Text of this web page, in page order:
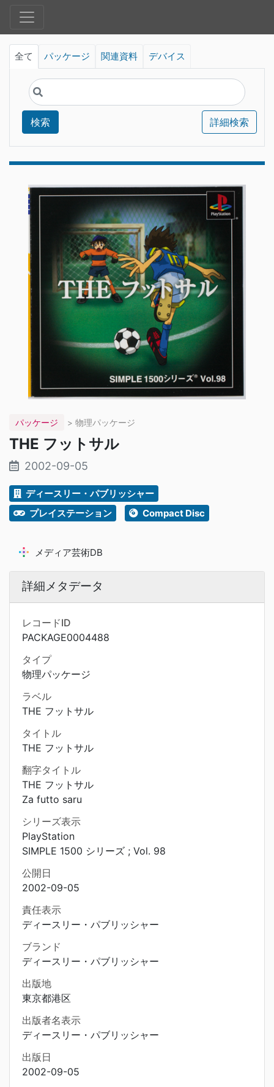
全て パッケージ 関連資料 デバイス
検索 詳細検索
パッケージ > 物理パッケージ
THE フットサル
2002-09-05
ディースリー・パブリッシャー
プレイステーション
Compact Disc
メディア芸術DB
詳細メタデータ
レコードID
PACKAGE0004488
タイプ
物理パッケージ
ラベル
THE フットサル
タイトル
THE フットサル
翻字タイトル
THE フットサル
Za futto saru
シリーズ表示
PlayStation
SIMPLE 1500 シリーズ ; Vol. 98
公開日
2002-09-05
責任表示
ディースリー・パブリッシャー
ブランド
ディースリー・パブリッシャー
出版地
東京都港区
出版者名表示
ディースリー・パブリッシャー
出版日
2002-09-05